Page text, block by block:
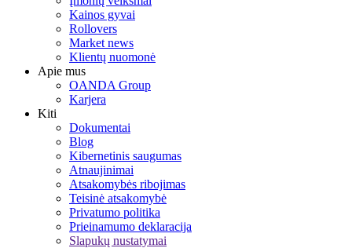
Kainos gyvai
Rollovers
Market news
Klientų nuomonė
Apie mus
OANDA Group
Karjera
Kiti
Dokumentai
Blog
Kibernetinis saugumas
Atnaujinimai
Atsakomybės ribojimas
Teisinė atsakomybė
Privatumo politika
Prieinamumo deklaracija
Slapukų nustatymai